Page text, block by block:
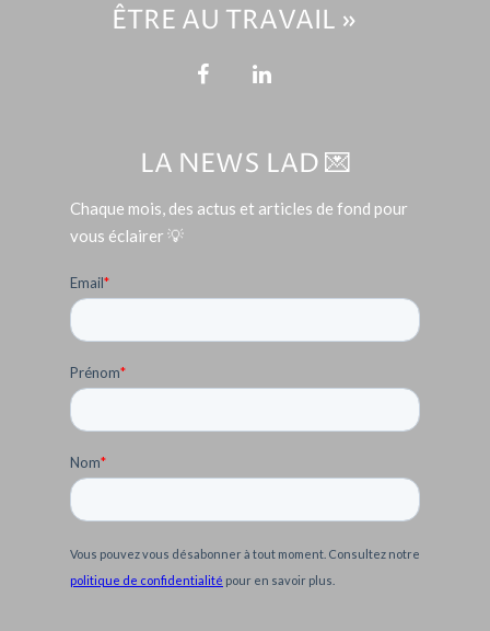
ÊTRE AU TRAVAIL »
LA NEWS LAD 💌
Chaque mois, des actus et articles de fond pour
vous éclairer 💡